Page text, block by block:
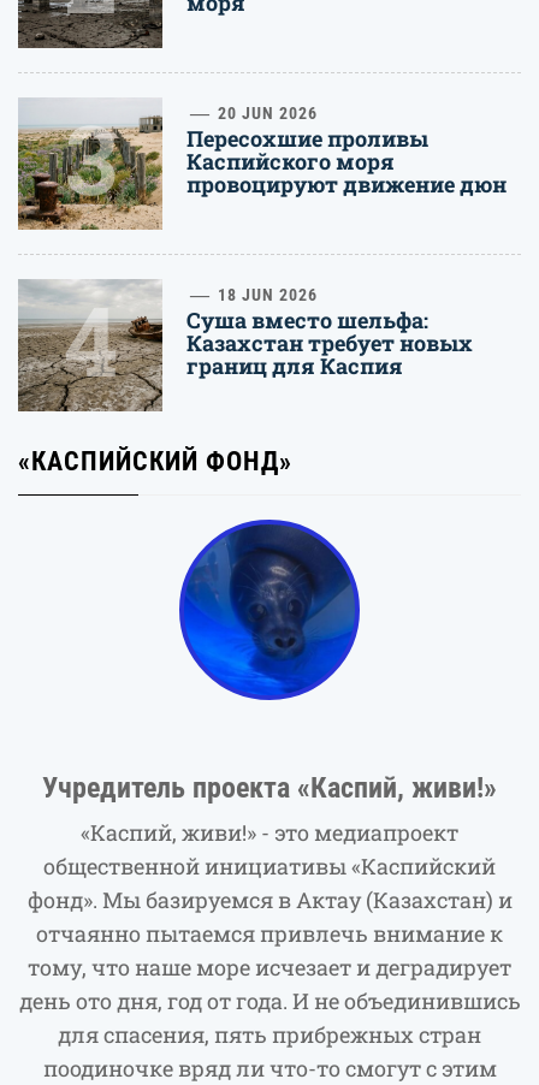
3 20 JUN 2026
Пересохшие проливы
Каспийского моря
провоцируют движение дюн
4 18 JUN 2026
Суша вместо шельфа:
Казахстан требует новых
границ для Каспия
«КАСПИЙСКИЙ ФОНД»
Учредитель проекта «Каспий, живи!»
«Каспий, живи!» - это медиапроект
общественной инициативы «Каспийский
фонд». Мы базируемся в Актау (Казахстан) и
отчаянно пытаемся привлечь внимание к
тому, что наше море исчезает и деградирует
день ото дня, год от года. И не объединившись
для спасения, пять прибрежных стран
поодиночке вряд ли что-то смогут с этим